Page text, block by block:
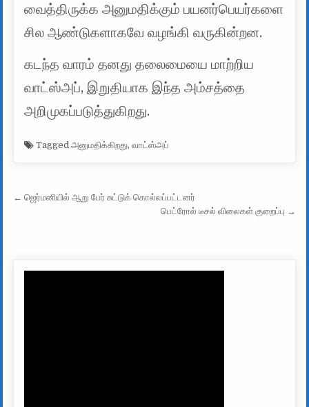
வைத்திருக்க அனுமதிக்கும் பயனர்பெயர்களை
சில ஆண்டுகளாகவே வழங்கி வருகின்றன.
கடந்த வாரம் தனது தலைமையை மாற்றிய
வாட்ஸ்அப், இறுதியாக இந்த அம்சத்தை
அறிமுகப்படுத்துகிறது.
Taggedஅனுமதிக்கிறது,வாட்ஸ்அப்
Post navigation
← ஜெர்மனியில் ஆறு பேர் சுட்டுக் கொல்லப்பட்டனர்
பெட்ரோல் டீசல் விலைகள் குறைப்பு →